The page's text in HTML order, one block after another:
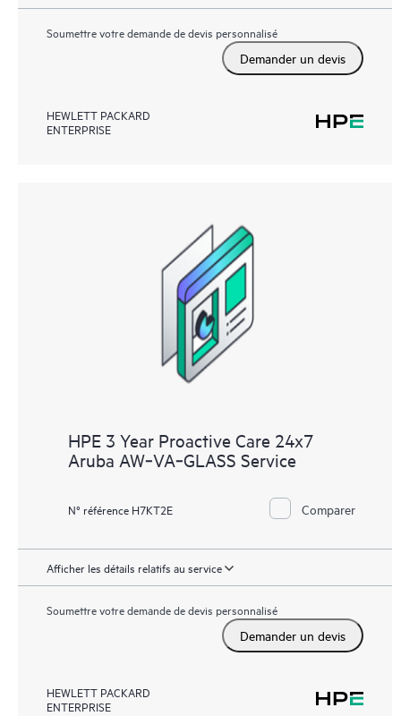
Soumettre votre demande de devis personnalisé
Demander un devis
HEWLETT PACKARD
ENTERPRISE
HPE 3 Year Proactive Care 24x7
Aruba AW‑VA‑GLASS Service
N° référence H7KT2E Comparer
Afficher les détails relatifs au service
Soumettre votre demande de devis personnalisé
Demander un devis
HEWLETT PACKARD
ENTERPRISE